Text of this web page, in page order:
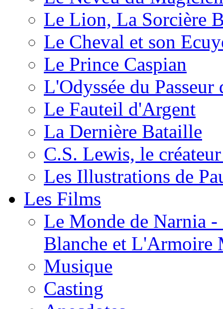
Le Lion, La Sorcière
Le Cheval et son
Le Prince Caspian
L'Odyssée du
Le Fauteil d'Argent
La Dernière Bataille
C.S. Lewis, le
Les Illustrations de
Les Films
Le Monde de Narnia
Blanche et L'Armoire
Musique
Casting